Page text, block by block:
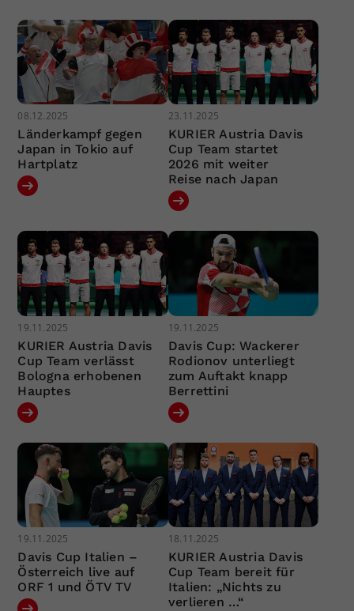
08.12.2025
Länderkampf gegen
Japan in Tokio auf
Hartplatz
23.11.2025
KURIER Austria Davis
Cup Team startet
2026 mit weiter
Reise nach Japan
19.11.2025
KURIER Austria Davis
Cup Team verlässt
Bologna erhobenen
Hauptes
19.11.2025
Davis Cup: Wackerer
Rodionov unterliegt
zum Auftakt knapp
Berrettini
19.11.2025
Davis Cup Italien –
Österreich live auf
ORF 1 und ÖTV TV
18.11.2025
KURIER Austria Davis
Cup Team bereit für
Italien: „Nichts zu
verlieren …“